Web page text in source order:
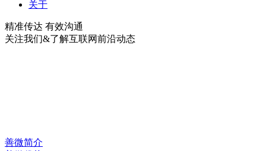
关于
精准传达 有效沟通
关注我们&了解互联网前沿动态
善微简介